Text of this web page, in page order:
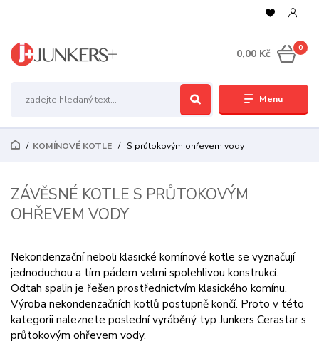
Menu
0
0,00 Kč
KOMÍNOVÉ KOTLE S průtokovým ohřevem vody
ZÁVĚSNÉ KOTLE S PRŮTOKOVÝM
OHŘEVEM VODY
Nekondenzační neboli klasické komínové kotle se vyznačují
jednoduchou a tím pádem velmi spolehlivou konstrukcí.
Odtah spalin je řešen prostřednictvím klasického komínu.
Výroba nekondenzačních kotlů postupně končí. Proto v této
kategorii naleznete poslední vyráběný typ Junkers Cerastar s
průtokovým ohřevem vody.